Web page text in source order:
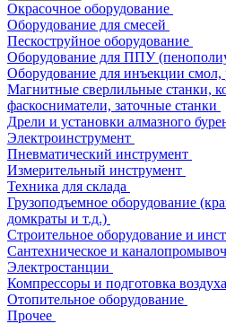
Окрасочное оборудование
Оборудование для смесей
Пескоструйное оборудование
Оборудование для ППУ
Оборудование для инъекции смол,
Магнитные сверлильные станки,
фаскосниматели, заточные станки
Дрели и установки алмазного
Электроинструмент
Пневматический инструмент
Измерительный инструмент
Техника для склада
Грузоподъемное оборудование
домкраты и т.д.)
Строительное оборудование и
Сантехническое и
Электростанции
Компрессоры и подготовка воздуха
Отопительное оборудование
Прочее